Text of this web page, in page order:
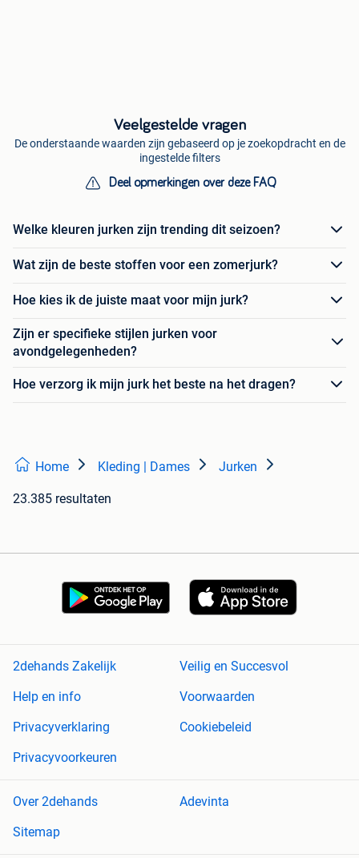
Veelgestelde vragen
De onderstaande waarden zijn gebaseerd op je zoekopdracht en de
ingestelde filters
Deel opmerkingen over deze FAQ
Welke kleuren jurken zijn trending dit seizoen?
Wat zijn de beste stoffen voor een zomerjurk?
Hoe kies ik de juiste maat voor mijn jurk?
Zijn er specifieke stijlen jurken voor
avondgelegenheden?
Hoe verzorg ik mijn jurk het beste na het dragen?
Home Kleding | Dames Jurken
23.385 resultaten
2dehands Zakelijk
Veilig en Succesvol
Help en info
Voorwaarden
Privacyverklaring
Cookiebeleid
Privacyvoorkeuren
Over 2dehands
Adevinta
Sitemap